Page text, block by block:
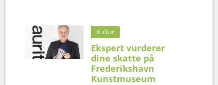
Kultur
Ekspert vurderer
dine skatte på
Frederikshavn
Kunstmuseum